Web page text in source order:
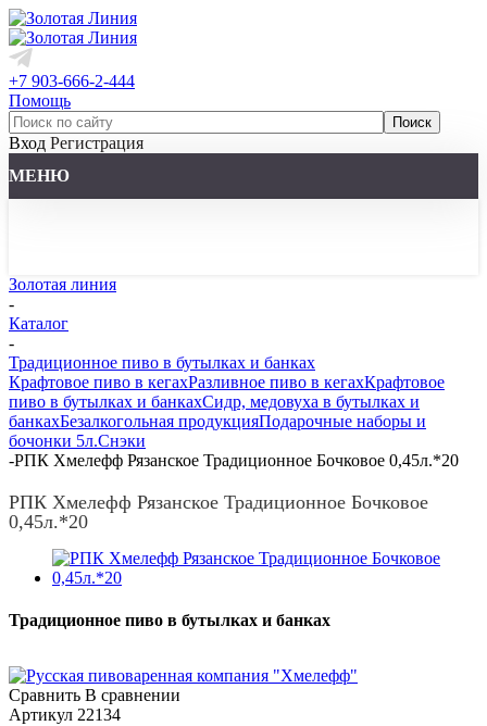
+7 903-666-2-444
Помощь
Вход Регистрация
МЕНЮ
Золотая линия
-
Каталог
-
Традиционное пиво в бутылках и банках
Крафтовое пиво в кегахРазливное пиво в кегахКрафтовое
пиво в бутылках и банкахСидр, медовуха в бутылках и
банкахБезалкогольная продукцияПодарочные наборы и
бочонки 5л.Снэки
-РПК Хмелефф Рязанское Традиционное Бочковое 0,45л.*20
РПК Хмелефф Рязанское Традиционное Бочковое
0,45л.*20
Традиционное пиво в бутылках и банках
Сравнить В сравнении
Артикул 22134